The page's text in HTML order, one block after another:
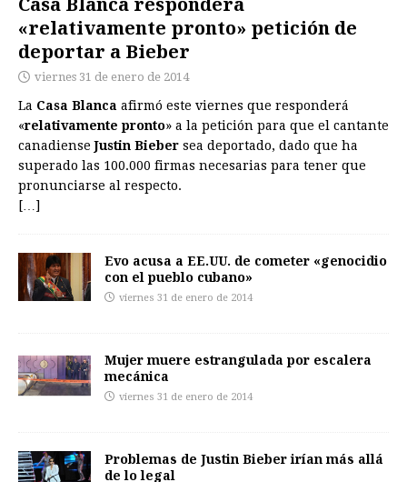
«relativamente pronto» petición de
deportar a Bieber
viernes 31 de enero de 2014
La Casa Blanca afirmó este viernes que responderá
«relativamente pronto» a la petición para que el cantante
canadienseJustin Bieber sea deportado, dado que ha
superado las 100.000 firmas necesarias para tener que
pronunciarse al respecto.
[…]
Evo acusa a EE.UU. de cometer «genocidio
con el pueblo cubano»
viernes 31 de enero de 2014
Mujer muere estrangulada por escalera
mecánica
viernes 31 de enero de 2014
Problemas de Justin Bieber irían más allá
de lo legal